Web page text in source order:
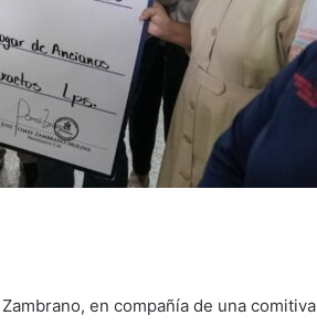
en compañía de una comitiva